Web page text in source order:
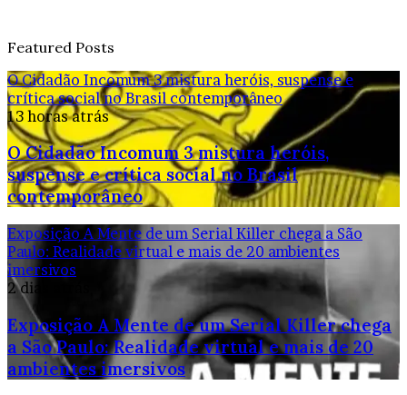
Featured Posts
O Cidadão Incomum 3 mistura heróis, suspense e
crítica social no Brasil contemporâneo
13 horas atrás
O Cidadão Incomum 3 mistura heróis,
suspense e crítica social no Brasil
contemporâneo
Exposição A Mente de um Serial Killer chega a São
Paulo: Realidade virtual e mais de 20 ambientes
imersivos
2 dias atrás
Exposição A Mente de um Serial Killer chega
a São Paulo: Realidade virtual e mais de 20
ambientes imersivos